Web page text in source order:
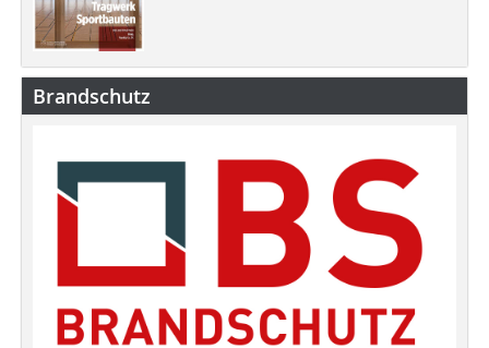
Brandschutz